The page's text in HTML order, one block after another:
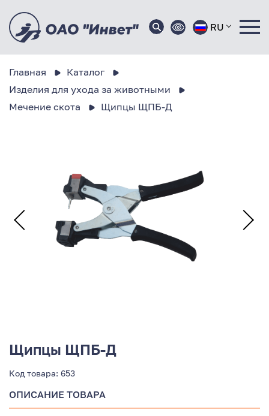
RU
Главная
Каталог
Изделия для ухода за животными
Мечение скота
Щипцы ЩПБ-Д
Щипцы ЩПБ-Д
Код товара: 653
ОПИСАНИЕ ТОВАРА